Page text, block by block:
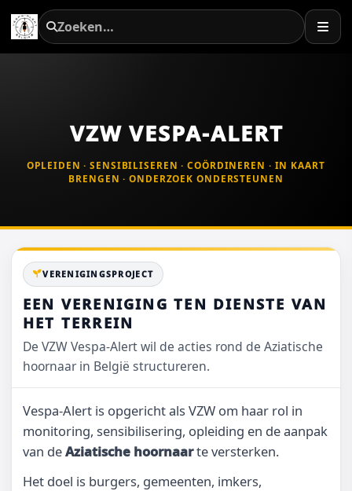
VZW VESPA-ALERT
OPLEIDEN · SENSIBILISEREN · COÖRDINEREN · IN KAART
BRENGEN · ONDERZOEK ONDERSTEUNEN
VERENIGINGSPROJECT
EEN VERENIGING TEN DIENSTE VAN
HET TERREIN
De VZW Vespa-Alert wil de acties rond de Aziatische
hoornaar in België structureren.
Vespa-Alert is opgericht als VZW om haar rol in
monitoring, sensibilisering, opleiding en de aanpak
van deAziatische hoornaarte versterken.
Het doel is burgers, gemeenten, imkers,